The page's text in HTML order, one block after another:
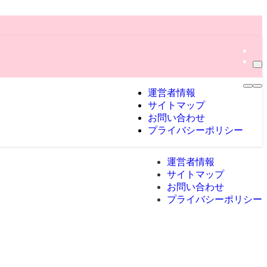
運営者情報
サイトマップ
お問い合わせ
プライバシーポリシー
運営者情報
サイトマップ
お問い合わせ
プライバシーポリシー